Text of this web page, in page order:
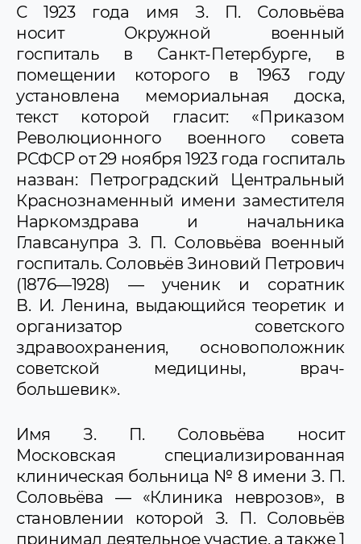
С 1923 года имя З. П. Соловьёва
носит Окружной военный
госпиталь в Санкт-Петербурге, в
помещении которого в 1963 году
установлена мемориальная доска,
текст которой гласит: «Приказом
Революционного военного совета
РСФСР от 29 ноября 1923 года госпиталь
назван: Петроградский Центральный
Краснознаменный имени заместителя
Наркомздрава и начальника
Главсанупра З. П. Соловьёва военный
госпиталь. Соловьёв Зиновий Петрович
(1876—1928) — ученик и соратник
В. И. Ленина, выдающийся теоретик и
организатор советского
здравоохранения, основоположник
советской медицины, врач-
большевик».
Имя З. П. Соловьёва носит
Московская специализированная
клиническая больница № 8 имени З. П.
Соловьёва — «Клиника неврозов», в
становлении которой З. П. Соловьёв
принимал деятельное участие, а также 1